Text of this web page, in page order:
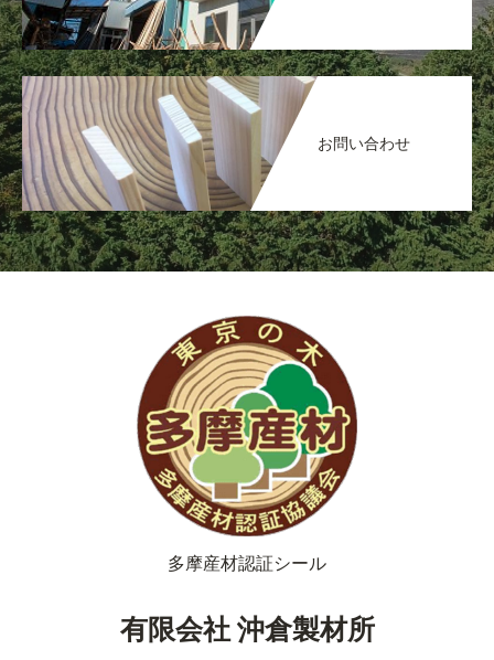
お問い合わせ
多摩産材認証シール
有限会社 沖倉製材所